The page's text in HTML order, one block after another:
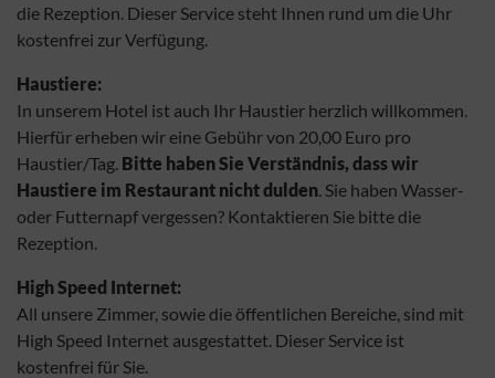
die Rezeption. Dieser Service steht Ihnen rund um die Uhr
kostenfrei zur Verfügung.
Haustiere:
In unserem Hotel ist auch Ihr Haustier herzlich willkommen.
Hierfür erheben wir eine Gebühr von 20,00 Euro pro
Haustier/Tag. Bitte haben Sie Verständnis, dass wir
Haustiere im Restaurant nicht dulden. Sie haben Wasser-
oder Futternapf vergessen? Kontaktieren Sie bitte die
Rezeption.
High Speed Internet:
All unsere Zimmer, sowie die öffentlichen Bereiche, sind mit
High Speed Internet ausgestattet. Dieser Service ist
kostenfrei für Sie.